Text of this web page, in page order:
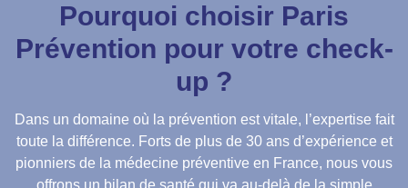
Pourquoi choisir Paris
Prévention pour votre check-
up ?
Dans un domaine où la prévention est vitale, l’expertise fait
toute la différence. Forts de plus de 30 ans d’expérience et
pionniers de la médecine préventive en France, nous vous